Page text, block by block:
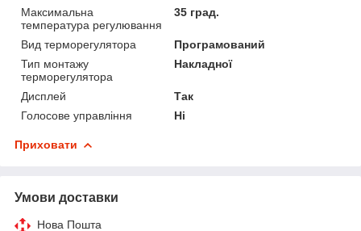
Максимальна
температура регулювання
35 град.
Вид терморегулятора
Програмований
Тип монтажу
терморегулятора
Накладної
Дисплей
Так
Голосове управління
Ні
Приховати
Умови доставки
Нова Пошта